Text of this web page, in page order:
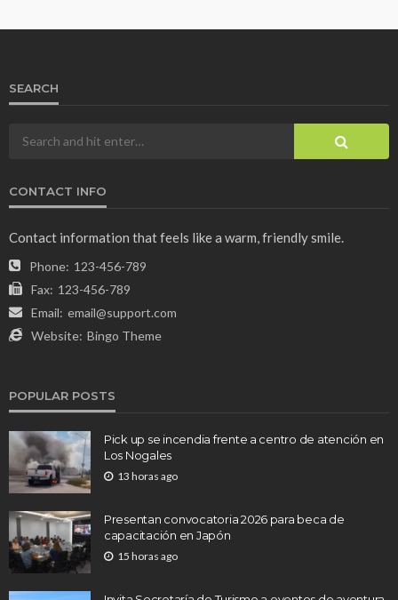
SEARCH
CONTACT INFO
Contact information that feels like a warm, friendly smile.
Phone: 123-456-789
Fax: 123-456-789
Email: email@support.com
Website: Bingo Theme
POPULAR POSTS
Pick up se incendia frente a centro de atención en
Los Nogales
13 horas ago
Presentan convocatoria 2026 para beca de
capacitación en Japón
15 horas ago